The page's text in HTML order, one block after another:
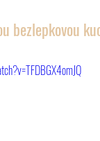
bezlepkovou